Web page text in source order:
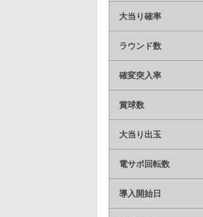
大当り確率
ラウンド数
確変突入率
賞球数
大当り出玉
電サポ回転数
導入開始日